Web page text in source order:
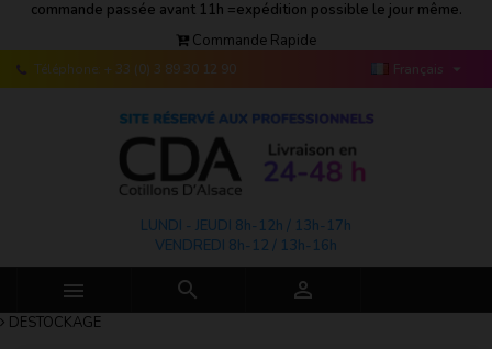
commande passée avant 11h =expédition possible le jour même.
Commande Rapide
Téléphone: + 33 (0) 3 89 30 12 90 Français 
LUNDI - JEUDI 8h-12h / 13h-17h
VENDREDI 8h-12 / 13h-16h
  
DESTOCKAGE